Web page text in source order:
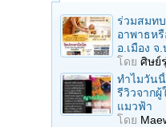
ร่วมสมท
อาพาธห
อ.เมือง จ
โดย ศิษย์
ทำไมวัน
รีวิวจาก
แมวฟ้า
โดย